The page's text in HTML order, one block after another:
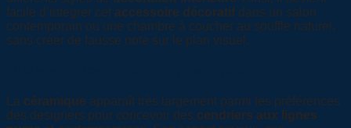
facile d’intégrer cet accessoire décoratif dans un salon
contemporain ou une chambre à coucher au souffle naturel,
sans créer de fausse note sur le plan visuel.
La céramique apparaît très largement parmi les préférences
des designers pour concevoir des cendriers aux lignes